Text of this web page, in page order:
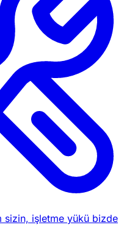
sizin, işletme yükü bizde